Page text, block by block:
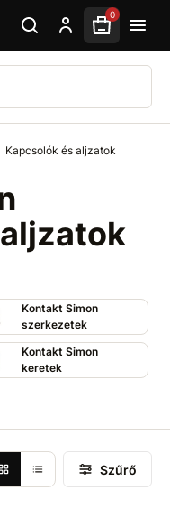
0
Kapcsolók és aljzatok
Kontakt Simon
szerkezetek
Kontakt Simon
keretek
Szűrő